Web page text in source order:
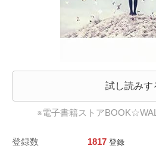
試し読みす
※電子書籍ストア
登録数 1817 登録